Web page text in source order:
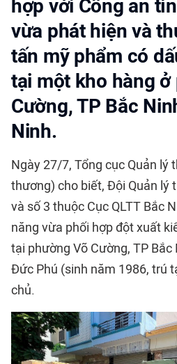
hợp với Công an
vừa phát hiện và
tấn mỹ phẩm có
tại một kho hàng ở
Cường, TP Bắc
Ninh.
Ngày 27/7, Tổng cục Quản lý
thương) cho biết, Đội Quản lý
và số 3 thuộc Cục QLTT Bắc
năng vừa phối hợp đột xuất
tại phường Võ Cường, TP
Đức Phú (sinh năm 1986, trú
chủ.